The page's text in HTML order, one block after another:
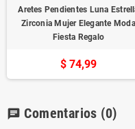
Aretes Pendientes Luna
Zirconia Mujer Elegante Moda
Fiesta Regalo
$ 74,99
chat Comentarios (0)